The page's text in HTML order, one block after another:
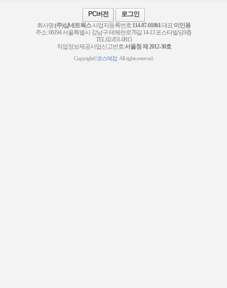
PC버전 로그인
회사명:(주)샵네트웍스사업자등록번호:114-87-01861대표:이인용
주소: 06194 서울특별시 강남구 테헤란로78길 14-13 포스타빌딩9층
TEL:02-851-0815
직업정보제공사업신고번호:서울청 제 2012-30호
Copyright©코스메잡. All rights reserved.